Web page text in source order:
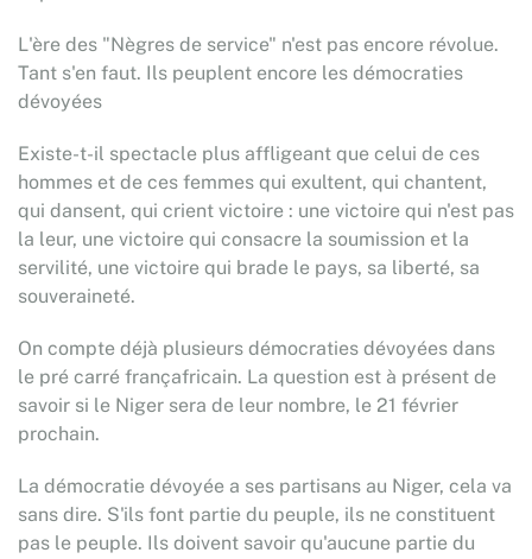
L'ère des "Nègres de service" n'est pas encore révolue.
Tant s'en faut. Ils peuplent encore les démocraties
dévoyées
Existe-t-il spectacle plus affligeant que celui de ces
hommes et de ces femmes qui exultent, qui chantent,
qui dansent, qui crient victoire : une victoire qui n'est pas
la leur, une victoire qui consacre la soumission et la
servilité, une victoire qui brade le pays, sa liberté, sa
souveraineté.
On compte déjà plusieurs démocraties dévoyées dans
le pré carré françafricain. La question est à présent de
savoir si le Niger sera de leur nombre, le 21 février
prochain.
La démocratie dévoyée a ses partisans au Niger, cela va
sans dire. S'ils font partie du peuple, ils ne constituent
pas le peuple. Ils doivent savoir qu'aucune partie du